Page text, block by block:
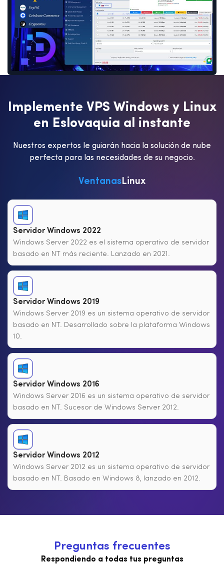
Implemente VPS Windows y Linux
en Eslovaquia al instante
Nuestros expertos le guiarán hacia la solución de nube
perfecta para las necesidades de su negocio.
Ventanas Linux
Servidor Windows 2022
Windows Server 2022 es el sistema operativo de servidor
basado en NT más reciente. Lanzado en 2021.
Servidor Windows 2019
Windows Server 2019 es un sistema operativo de servidor
basado en NT. Desarrollado sobre la plataforma Windows
10.
Servidor Windows 2016
Windows Server 2016 es un sistema operativo de servidor
basado en NT. Sucesor de Windows Server 2012.
Servidor Windows 2012
Windows Server 2012 es un sistema operativo de servidor
basado en NT. Basado en Windows 8, lanzado en 2012.
Preguntas frecuentes
Respondiendo a todas tus preguntas